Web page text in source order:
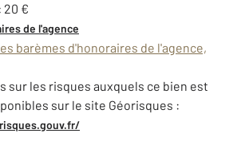
20 €
de l'agence
barèmes d'honoraires de l'agence,
sur les risques auxquels ce bien est
sur le site Géorisques :